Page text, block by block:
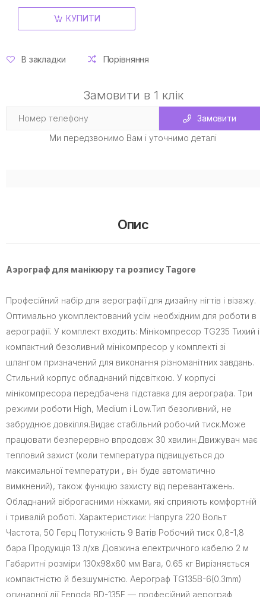
КУПИТИ
В закладки Порівняння
Замовити в 1 клік
Замовити
Ми передзвонимо Вам і уточнимо деталі
Опис
Аэрограф для манікюру та розпису Tagore
Професійний набір для аерографії для дизайну нігтів і візажу.
Оптимально укомплектований усім необхідним для роботи в
аерографії. У комплект входить: Мінікомпресор TG235 Тихий і
компактний безоливний мінікомпресор у комплекті зі
шлангом призначений для виконання різноманітних завдань.
Стильний корпус обладнаний підсвіткою. У корпусі
мінікомпресора передбачена підставка для аерографа. Три
режими роботи High, Medium і Low.Тип безоливний, не
забруднює довкілля.Видає стабільний робочий тиск.Може
працювати безперервно впродовж 30 хвилин.Движувач має
тепловий захист (коли температура підвищується до
максимальної температури , він буде автоматично
вимкнений), також функцію захисту від перевантажень.
Обладнаний віброгасними ніжками, які сприяють комфортній
і тривалій роботі. Характеристики: Напруга 220 Вольт
Частота, 50 Герц Потужність 9 Ватів Робочий тиск 0,8-1,8
бара Продукція 13 л/хв Довжина електричного кабелю 2 м
Габаритні розміри 130х98х60 мм Вага, 0.65 кг Вирізняється
компактністю й безшумністю. Аерограф TG135B-6(0.3mm)
одинарної дії Fengda BD-135E — професійний аерограф